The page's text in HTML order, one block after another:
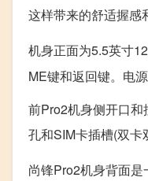
这样带来的舒适握感
机身正面为5.5英寸
ME键和返回键。电
前Pro2机身侧开口
孔和SIM卡插槽(双卡
尚锋Pro2机身背面